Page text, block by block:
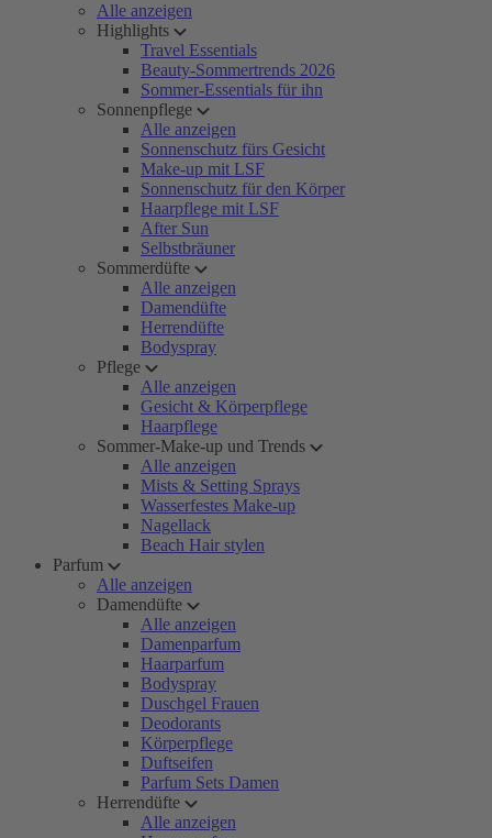
Alle anzeigen
Highlights
Travel Essentials
Beauty-Sommertrends 2026
Sommer-Essentials für ihn
Sonnenpflege
Alle anzeigen
Sonnenschutz fürs Gesicht
Make-up mit LSF
Sonnenschutz für den Körper
Haarpflege mit LSF
After Sun
Selbstbräuner
Sommerdüfte
Alle anzeigen
Damendüfte
Herrendüfte
Bodyspray
Pflege
Alle anzeigen
Gesicht & Körperpflege
Haarpflege
Sommer-Make-up und Trends
Alle anzeigen
Mists & Setting Sprays
Wasserfestes Make-up
Nagellack
Beach Hair stylen
Parfum
Alle anzeigen
Damendüfte
Alle anzeigen
Damenparfum
Haarparfum
Bodyspray
Duschgel Frauen
Deodorants
Körperpflege
Duftseifen
Parfum Sets Damen
Herrendüfte
Alle anzeigen